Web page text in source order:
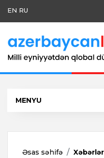
EN RU
MENYU
Əsas səhifə Xəbərlər